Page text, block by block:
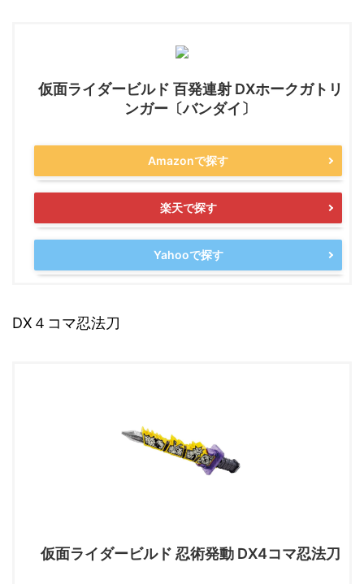
仮面ライダービルド 百発連射 DXホークガトリ
ンガー〔バンダイ〕
Amazonで探す
楽天で探す
Yahooで探す
DX４コマ忍法刀
仮面ライダービルド 忍術発動 DX4コマ忍法刀